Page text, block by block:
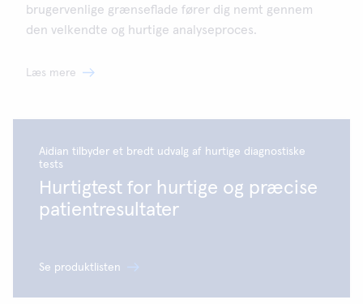
brugervenlige grænseflade fører dig nemt gennem
den velkendte og hurtige analyseproces.
Læs mere
Aidian tilbyder et bredt udvalg af hurtige diagnostiske
tests
Hurtigtest for hurtige og præcise
patientresultater
Se produktlisten